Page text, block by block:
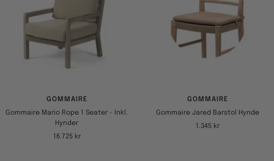
GOMMAIRE
Gommaire Mario Rope 1 Seater - Inkl.
Hynder
Tilbudspris
16.725 kr
GOMMAIRE
Gommaire Jared Barstol Hynde
Tilbudspris
1.345 kr